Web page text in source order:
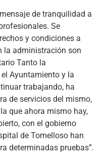
de tranquilidad a
Se
y condiciones a
la administración son
Tanto la
Ayuntamiento y la
trabajando, ha
de servicios del mismo,
que ahora mismo hay,
con el gobierno
de Tomelloso han
determinadas pruebas”.